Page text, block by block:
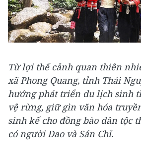
Từ lợi thế cảnh quan thiên
xã Phong Quang, tỉnh Thái
hướng phát triển du lịch sinh
vệ rừng, giữ gìn văn hóa
sinh kế cho đồng bào dân tộc
có người Dao và Sán Chỉ.